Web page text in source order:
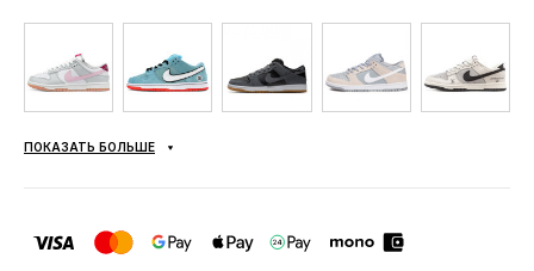
ПОКАЗАТЬ БОЛЬШЕ